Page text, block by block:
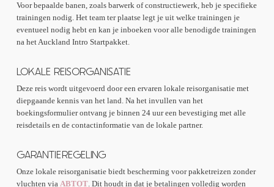
Voor bepaalde banen, zoals barwerk of constructiewerk, heb je specifieke
trainingen nodig. Het team ter plaatse legt je uit welke trainingen je
eventueel nodig hebt en kan je inboeken voor alle benodigde trainingen
na het Auckland Intro Startpakket.
LOKALE REISORGANISATIE
Deze reis wordt uitgevoerd door een ervaren lokale reisorganisatie met
diepgaande kennis van het land. Na het invullen van het
boekingsformulier ontvang je binnen 24 uur een bevestiging met alle
reisdetails en de contactinformatie van de lokale partner.
GARANTIEREGELING
Onze lokale reisorganisatie biedt bescherming voor pakketreizen zonder
vluchten via ABTOT. Dit houdt in dat je betalingen volledig worden